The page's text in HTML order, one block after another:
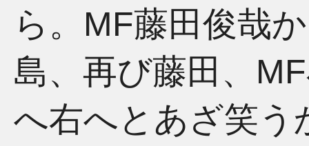
ら。MF藤田俊哉
島、再び藤田、
へ右へとあざ笑う